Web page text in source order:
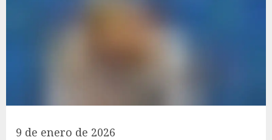
9 de enero de 2026